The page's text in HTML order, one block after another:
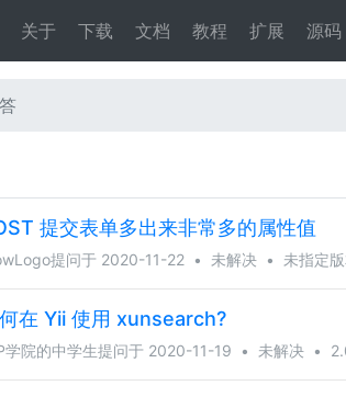
关于 下载 文档 教程 扩展 源码
提交表单多出来非常多的属性值
提问于 2020-11-22 • 未解决 • 未指定
在 Yii 使用 xunsearch?
学院的中学生提问于 2020-11-19 • 未解决 •